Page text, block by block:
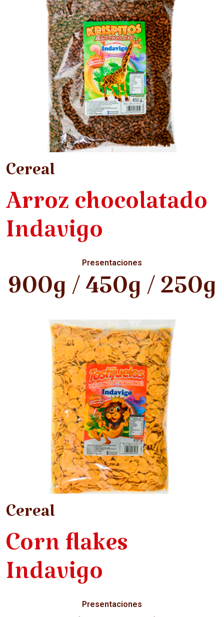
Cereal
Arroz chocolatado
Indavigo
Presentaciones
900g / 450g / 250g
Cereal
Corn flakes
Indavigo
Presentaciones